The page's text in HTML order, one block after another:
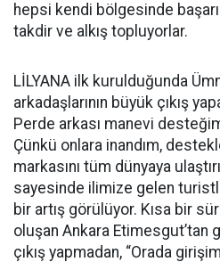
hepsi kendi bölgesinde
takdir ve alkış topluyorlar.
LİLYANA ilk kurulduğunda
arkadaşlarının büyük çıkış
Perde arkası manevi
Çünkü onlara inandım,
markasını tüm dünyaya
sayesinde ilimize gelen
bir artış görülüyor. Kısa bir
oluşan Ankara Etimesgut’tan
çıkış yapmadan, “Orada